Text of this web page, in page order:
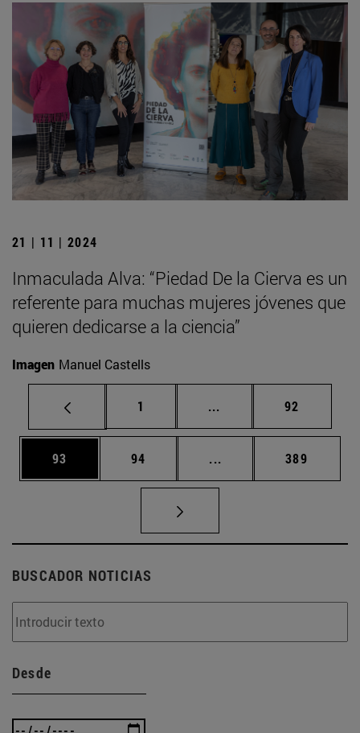
21 | 11 | 2024
Inmaculada Alva: “Piedad De la Cierva es un
referente para muchas mujeres jóvenes que
quieren dedicarse a la ciencia”
Imagen Manuel Castells
Página
1 ... Páginas intermedias
Página
92
Página
93 Página
94 ... Páginas intermedias
Página
389
BUSCADOR NOTICIAS
Desde